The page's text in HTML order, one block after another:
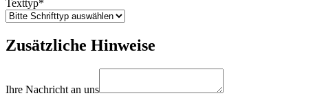
Texttyp*
Zusätzliche Hinweise
Ihre Nachricht an uns